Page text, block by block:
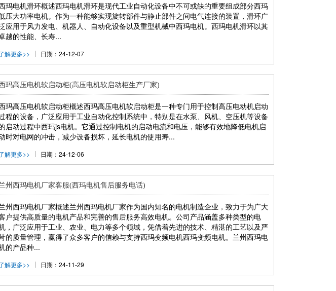
玛电机滑环概述西玛电机滑环是现代工业自动化设备中不可或缺的重要组成部分西玛
压大功率电机。作为一种能够实现旋转部件与静止部件之间电气连接的装置，滑环广
应用于风力发电、机器人、自动化设备以及重型机械中西玛电机。西玛电机滑环以其
越的性能、长寿...
解更多>> 日期：24-12-07
玛高压电机软启动柜(高压电机软启动柜生产厂家)
玛高压电机软启动柜概述西玛高压电机软启动柜是一种专门用于控制高压电动机启动
程的设备，广泛应用于工业自动化控制系统中，特别是在水泵、风机、空压机等设备
启动过程中西玛js电机。它通过控制电机的启动电流和电压，能够有效地降低电机启
时对电网的冲击，减少设备损坏，延长电机的使用寿...
解更多>> 日期：24-12-06
州西玛电机厂家客服(西玛电机售后服务电话)
州西玛电机厂家概述兰州西玛电机厂家作为国内知名的电机制造企业，致力于为广大
户提供高质量的电机产品和完善的售后服务高效电机。公司产品涵盖多种类型的电
，广泛应用于工业、农业、电力等多个领域，凭借着先进的技术、精湛的工艺以及严
的质量管理，赢得了众多客户的信赖与支持西玛变频电机西玛变频电机。兰州西玛电
的产品种...
解更多>> 日期：24-11-29